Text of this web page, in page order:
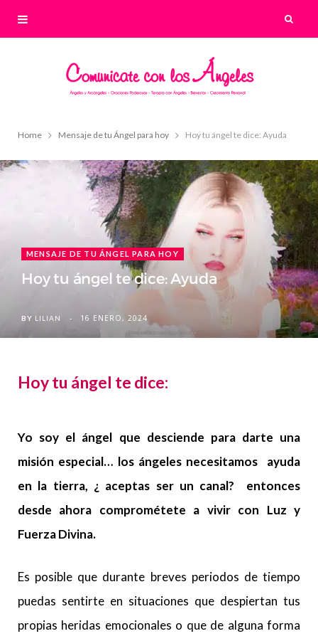
Home Mensaje de tu Ángel para hoy Hoy tu ángel te dice: Ayuda
MENSAJE DE TU ÁNGEL PARA HOY
Hoy tu ángel te dice: Ayuda
BY LILIAN 16 ENERO, 2024
Hoy tu ángel te dice:
Yo soy el ángel que desciende para darte una
misión especial… los ángeles necesitamos ayuda
en la tierra, ¿ aceptas ser un canal? entonces
desde ahora comprométete a vivir con Luz y
Fuerza Divina.
Es posible que durante breves periodos de tiempo
puedas sentirte en situaciones que despiertan tus
propias heridas emocionales o que de alguna forma